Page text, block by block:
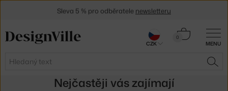
MENU
Hledat
0
Košík
Nejčastěji vás zajímají
Sleva 5 % pro odběratele newsletteru
CZK